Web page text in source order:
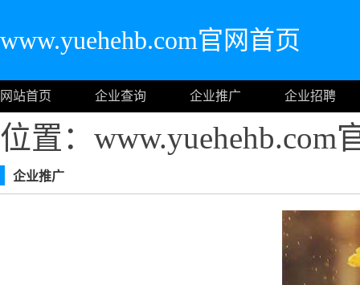
www.yuehehb.com官网首页
网站首页 企业查询 企业推广 企业招聘
位置：www.yuehehb.com
企业推广